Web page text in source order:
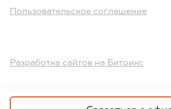
Пользовательское соглашение
Разработка сайтов на Битрикс